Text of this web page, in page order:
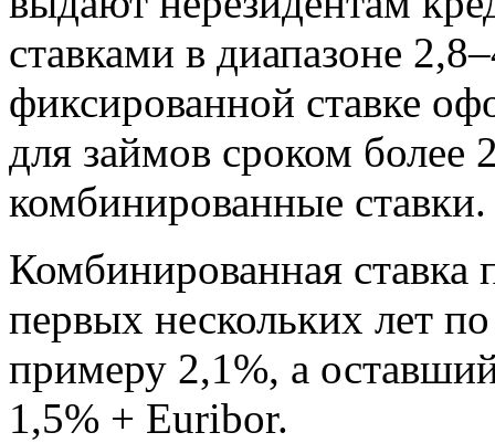
ставками в диапазоне
фиксированной ставке
для займов сроком более
комбинированные ставки.
Комбинированная ставка
первых нескольких лет
примеру 2,1%, а
1,5% + Euribor.